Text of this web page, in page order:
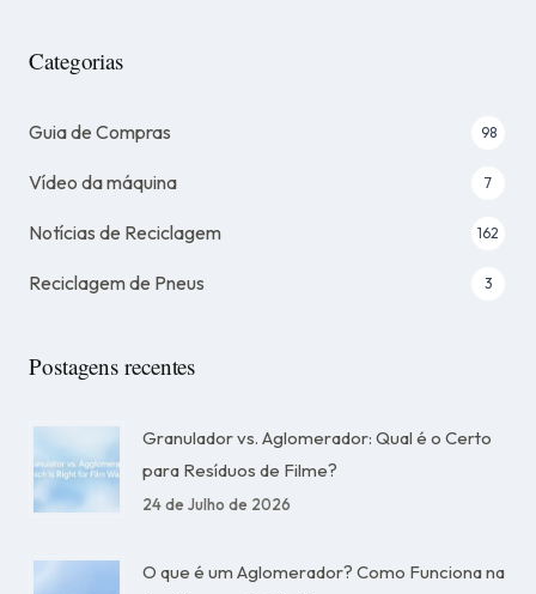
Categorias
Guia de Compras 98
Vídeo da máquina 7
Notícias de Reciclagem 162
Reciclagem de Pneus 3
Postagens recentes
Granulador vs. Aglomerador: Qual é o Certo
para Resíduos de Filme?
24 de Julho de 2026
O que é um Aglomerador? Como Funciona na